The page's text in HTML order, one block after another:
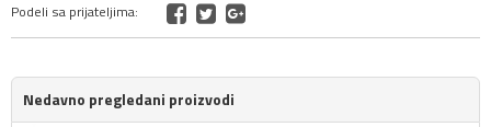
Podeli sa prijateljima:
Nedavno pregledani proizvodi